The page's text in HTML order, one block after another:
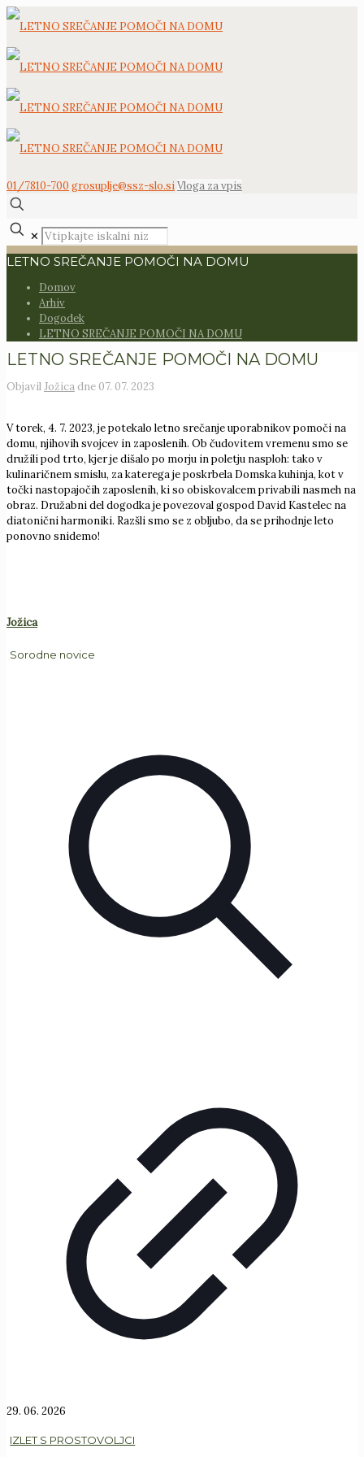
01/7810-700 grosuplje@ssz-slo.siVloga za vpis
✕
Vtipkajte
iskalni
niz
LETNO SREČANJE POMOČI NA DOMU
Domov
Arhiv
Dogodek
LETNO SREČANJE POMOČI NA DOMU
LETNO SREČANJE POMOČI NA DOMU
ObjavilJožica dne 07. 07. 2023
V torek, 4. 7. 2023, je potekalo letno srečanje uporabnikov pomoči na
domu, njihovih svojcev in zaposlenih. Ob čudovitem vremenu smo se
družili pod trto, kjer je dišalo po morju in poletju nasploh: tako v
kulinaričnem smislu, za katerega je poskrbela Domska kuhinja, kot v
točki nastopajočih zaposlenih, ki so obiskovalcem privabili nasmeh na
obraz. Družabni del dogodka je povezoval gospod David Kastelec na
diatonični harmoniki. Razšli smo se z obljubo, da se prihodnje leto
ponovno snidemo!
Jožica
Sorodne novice
29. 06. 2026
IZLET S PROSTOVOLJCI